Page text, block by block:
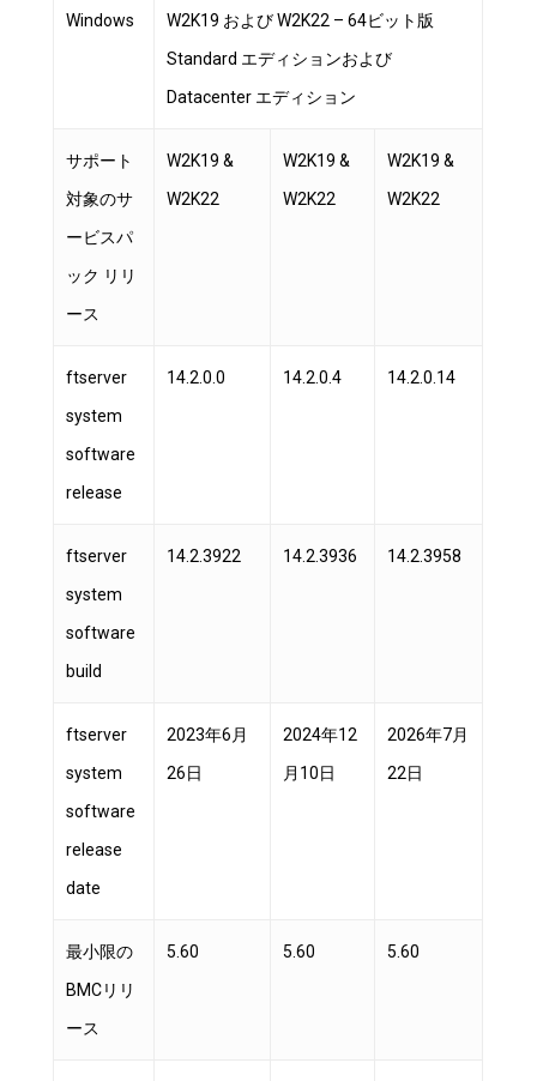
Windows
W2K19 および W2K22 – 64ビット版
Standard エディションおよび
Datacenter エディション
サポート
対象のサ
ービスパ
ック リリ
ース
W2K19 &
W2K22
W2K19 &
W2K22
W2K19 &
W2K22
ftserver
system
software
release
14.2.0.0 14.2.0.4 14.2.0.14
ftserver
system
software
build
14.2.3922 14.2.3936 14.2.3958
ftserver
system
software
release
date
2023年6月
26日
2024年12
月10日
2026年7月
22日
最小限の
BMCリリ
ース
5.60 5.60 5.60